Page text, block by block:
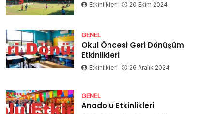
Etkinlikleri 20 Ekim 2024
GENEL
Okul Öncesi Geri Dönüşüm
Etkinlikleri
Etkinlikleri 26 Aralık 2024
GENEL
Anadolu Etkinlikleri